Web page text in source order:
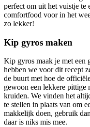
perfect om uit het vuistje
comfortfood voor in het
zo lekker!
Kip gyros maken
Kip gyros maak je met een
hebben we voor dit recept
de buurt met hoe de
gewoon een lekkere pittige
kruiden. We vinden het
te stellen in plaats van om
makkelijk doen, gebruik
daar is niks mis mee.